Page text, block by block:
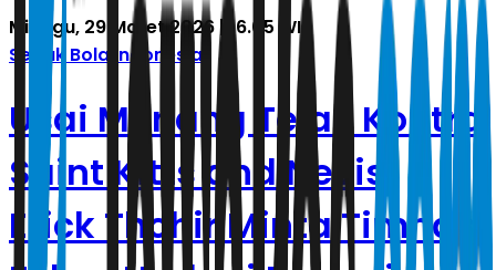
Minggu, 29 Maret 2026 | 16.05 WIB
Sepak Bola Indonesia
Usai Menang Telak Kontra
Saint Kitts and Nevis,
Erick Thohir Minta Timnas